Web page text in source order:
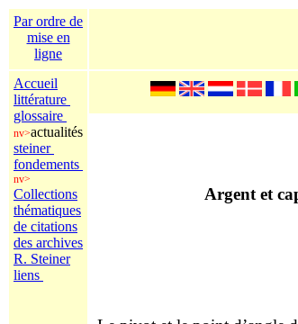
Par ordre de
mise en
ligne
Accueil
littérature
glossaire
nv>actualités
steiner
fondements
nv>
Collections
thématiques
de citations
des archives
R. Steiner
liens
Argent et